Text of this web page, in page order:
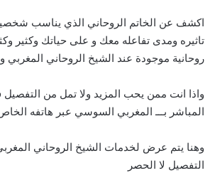
اكشف عن الخاتم الروحاني الذي يناسب
تاثيره ومدى تفاعله معك و على حياتك وكثير
روحانية موجودة عند الشيخ الروحاني المغربي
واذا انت ممن يحب المزيد ولا تمل من التفصيل
المباشر بـــ المغربي السوسي عبر هاتفه
وهنا يتم عرض لخدمات الشيخ الروحاني
التفصيل لا الحصر